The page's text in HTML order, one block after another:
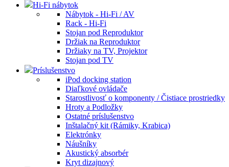
Hi-Fi nábytok
Nábytok - Hi-Fi / AV
Rack - Hi-Fi
Stojan pod Reproduktor
Držiak na Reproduktor
Držiaky na TV, Projektor
Stojan pod TV
Príslušenstvo
iPod docking station
Diaľkové ovládače
Starostlivosť o komponenty / Čistiace prostriedky
Hroty a Podložky
Ostatné príslušenstvo
Inštalačný kit (Rámiky, Krabica)
Elektrónky
Náušníky
Akustický absorbér
Kryt dizajnový